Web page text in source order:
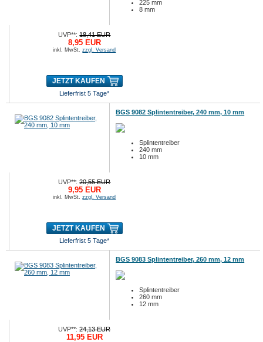
225 mm
8 mm
UVP**:18,41 EUR
8,95 EUR
inkl. MwSt.zzgl. Versand
JETZT KAUFEN
Lieferfrist 5 Tage*
BGS 9082 Splintentreiber, 240 mm, 10 mm
Splintentreiber
240 mm
10 mm
UVP**:20,55 EUR
9,95 EUR
inkl. MwSt.zzgl. Versand
JETZT KAUFEN
Lieferfrist 5 Tage*
BGS 9083 Splintentreiber, 260 mm, 12 mm
Splintentreiber
260 mm
12 mm
UVP**:24,13 EUR
11,95 EUR